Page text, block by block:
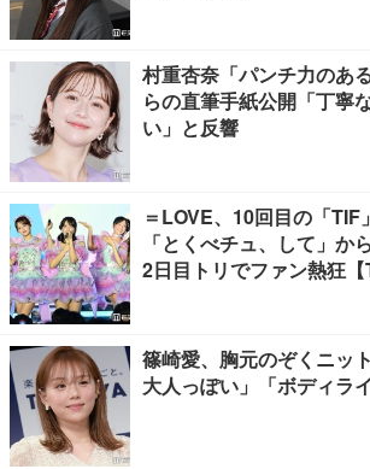
村重杏奈「パンチ力のあ
らの直筆手紙公開「丁寧
い」と反響
＝LOVE、10回目の「TIF
「とくべチュ、して」
2日目トリでファン熱狂【
篠崎愛、胸元のぞくニッ
大人っぽい」「ボディラ